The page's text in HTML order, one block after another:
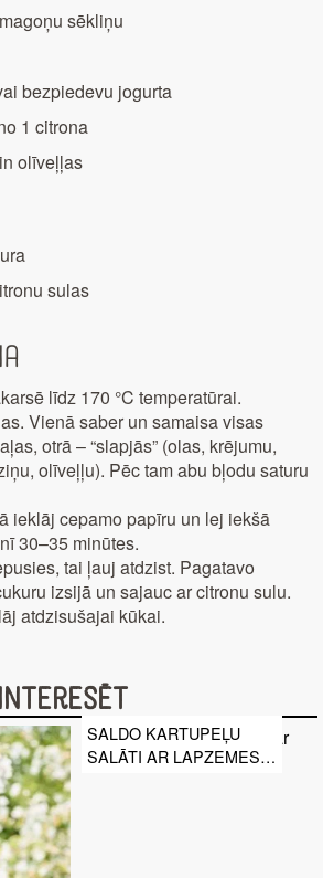
sēkliņu
bezpiedevu jogurta
1 citrona
olīveļļas
sulas
līdz 170 °C temperatūrai.
Vienā saber un samaisa visas
otrā – “slapjās” (olas, krējumu,
olīveļļu). Pēc tam abu bļodu saturu
ieklāj cepamo papīru un lej iekšā
30–35 minūtes.
tai ļauj atdzist. Pagatavo
izsijā un sajauc ar citronu sulu.
atdzisušajai kūkai.
SALDO KARTUPEĻU
SALĀTI AR LAPZEMES